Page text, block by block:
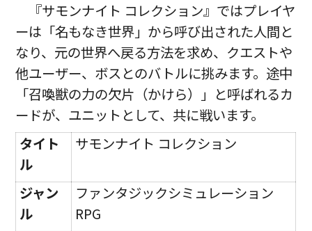
『サモンナイト コレクション』ではプレイヤ
ーは「名もなき世界」から呼び出された人間と
なり、元の世界へ戻る方法を求め、クエストや
他ユーザー、ボスとのバトルに挑みます。途中
「召喚獣の力の欠片（かけら）」と呼ばれるカ
ードが、ユニットとして、共に戦います。
タイト
ル
サモンナイト コレクション
ジャン
ル
ファンタジックシミュレーション
RPG